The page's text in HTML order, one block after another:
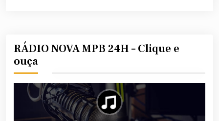
RÁDIO NOVA MPB 24H – Clique e
ouça